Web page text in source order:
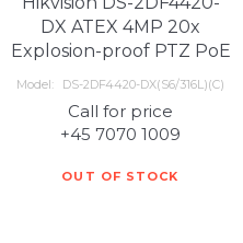
DX ATEX 4MP 20x
Explosion-proof PTZ PoE
Model: DS-2DF4420-DX(S6/316L)(C)
Call for price
+45 7070 1009
OUT OF STOCK